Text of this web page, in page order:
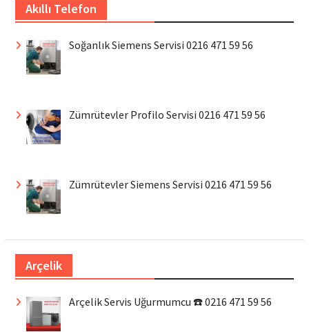
Akıllı Telefon
Soğanlık Siemens Servisi 0216 471 59 56
Zümrütevler Profilo Servisi 0216 471 59 56
Zümrütevler Siemens Servisi 0216 471 59 56
Arçelik
Arçelik Servis Uğurmumcu ☎️ 0216 471 59 56